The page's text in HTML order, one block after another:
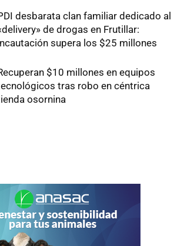
desbarata clan familiar dedicado al
de drogas en Frutillar:
supera los $25 millones
$10 millones en equipos
tras robo en céntrica
osornina